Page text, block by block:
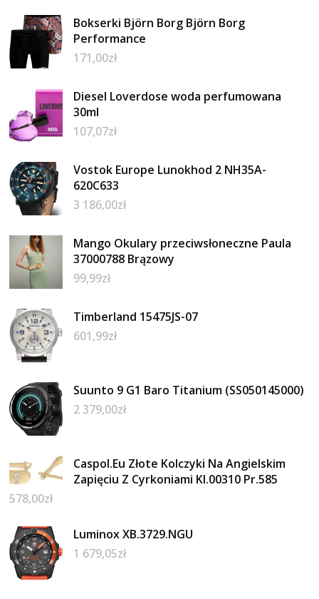
Bokserki Björn Borg Björn Borg
Performance
171,00zł
Diesel Loverdose woda perfumowana
30ml
107,07zł
Vostok Europe Lunokhod 2 NH35A-
620C633
3 186,00zł
Mango Okulary przeciwsłoneczne Paula
37000788 Brązowy
99,99zł
Timberland 15475JS-07
601,99zł
Suunto 9 G1 Baro Titanium (SS050145000)
2 379,00zł
Caspol.Eu Złote Kolczyki Na Angielskim
Zapięciu Z Cyrkoniami Kl.00310 Pr.585
578,00zł
Luminox XB.3729.NGU
1 679,05zł